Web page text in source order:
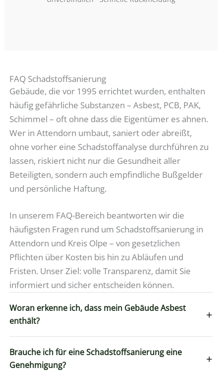
FAQ Schadstoffsanierung
Gebäude, die vor 1995 errichtet wurden, enthalten
häufig gefährliche Substanzen – Asbest, PCB, PAK,
Schimmel – oft ohne dass die Eigentümer es ahnen.
Wer in Attendorn umbaut, saniert oder abreißt,
ohne vorher eine Schadstoffanalyse durchführen zu
lassen, riskiert nicht nur die Gesundheit aller
Beteiligten, sondern auch empfindliche Bußgelder
und persönliche Haftung.
In unserem FAQ-Bereich beantworten wir die
häufigsten Fragen rund um Schadstoffsanierung in
Attendorn und Kreis Olpe – von gesetzlichen
Pflichten über Kosten bis hin zu Abläufen und
Fristen. Unser Ziel: volle Transparenz, damit Sie
informiert und sicher entscheiden können.
Woran erkenne ich, dass mein Gebäude Asbest
enthält?
+
Brauche ich für eine Schadstoffsanierung eine
Genehmigung?
+